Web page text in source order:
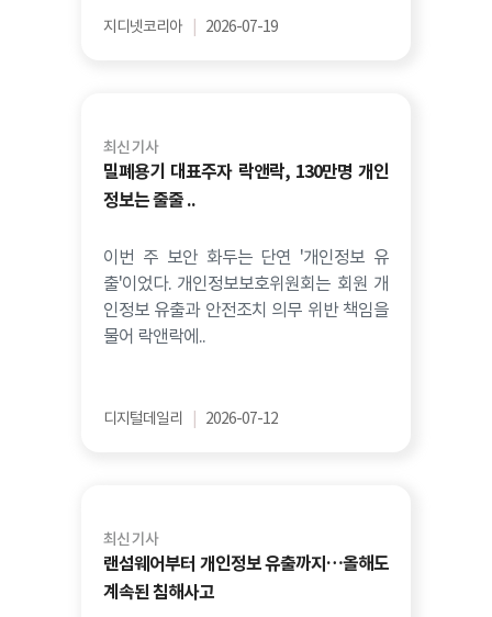
지디넷코리아 2026-07-19
최신 기사
밀폐용기 대표주자 락앤락, 130만명 개인
정보는 줄줄 ..
이번 주 보안 화두는 단연 '개인정보 유
출'이었다. 개인정보보호위원회는 회원 개
인정보 유출과 안전조치 의무 위반 책임을
물어 락앤락에..
디지털데일리 2026-07-12
최신 기사
랜섬웨어부터 개인정보 유출까지…올해도
계속된 침해사고